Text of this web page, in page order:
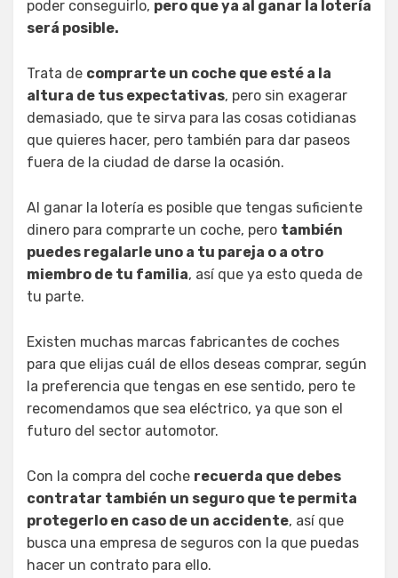
poder conseguirlo, pero que ya al ganar la lotería
será posible.
Trata de comprarte un coche que esté a la
altura de tus expectativas, pero sin exagerar
demasiado, que te sirva para las cosas cotidianas
que quieres hacer, pero también para dar paseos
fuera de la ciudad de darse la ocasión.
Al ganar la lotería es posible que tengas suficiente
dinero para comprarte un coche, pero también
puedes regalarle uno a tu pareja o a otro
miembro de tu familia, así que ya esto queda de
tu parte.
Existen muchas marcas fabricantes de coches
para que elijas cuál de ellos deseas comprar, según
la preferencia que tengas en ese sentido, pero te
recomendamos que sea eléctrico, ya que son el
futuro del sector automotor.
Con la compra del coche recuerda que debes
contratar también un seguro que te permita
protegerlo en caso de un accidente, así que
busca una empresa de seguros con la que puedas
hacer un contrato para ello.